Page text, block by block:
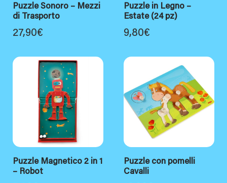
Puzzle Sonoro – Mezzi
di Trasporto
27,90€
Puzzle in Legno –
Estate (24 pz)
9,80€
Puzzle Magnetico 2 in 1
– Robot
Puzzle con pomelli
Cavalli